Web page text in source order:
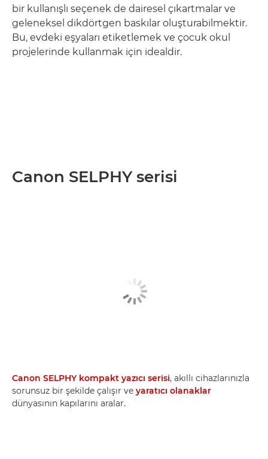
bir kullanışlı seçenek de dairesel çıkartmalar ve
geleneksel dikdörtgen baskılar oluşturabilmektir.
Bu, evdeki eşyaları etiketlemek ve çocuk okul
projelerinde kullanmak için idealdir.
Canon SELPHY serisi
Canon SELPHY kompakt yazıcı serisi, akıllı cihazlarınızla
sorunsuz bir şekilde çalışır ve yaratıcı olanaklar
dünyasının kapılarını aralar.